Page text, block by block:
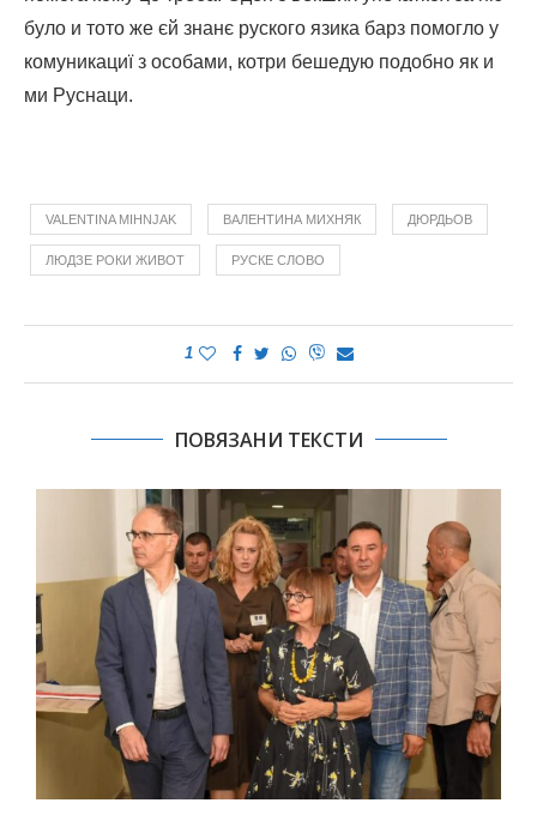
було и тото же єй знанє руского язика барз помогло у
комуникациї з особами, котри бешедую подобно як и
ми Руснаци.
VALENTINA MIHNJAK ВАЛЕНТИНА МИХНЯК ДЮРДЬОВ
ЛЮДЗЕ РОКИ ЖИВОТ РУСКЕ СЛОВО
1
ПОВЯЗАНИ ТЕКСТИ